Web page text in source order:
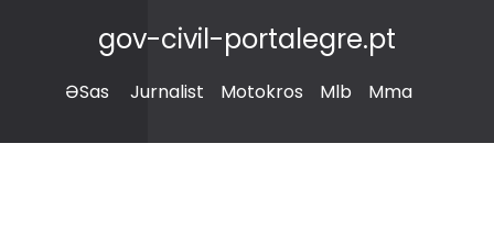
gov-civil-portalegre.pt
ƏSas Jurnalist Motokros Mlb Mma